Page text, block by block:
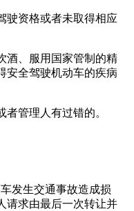
驶资格或者未取得相应
酒、服用国家管制的精
安全驾驶机动车的疾病
者管理人有过错的。
发生交通事故造成损
请求由最后一次转让并